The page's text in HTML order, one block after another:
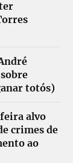
totós)
alvo
crimes de
ao